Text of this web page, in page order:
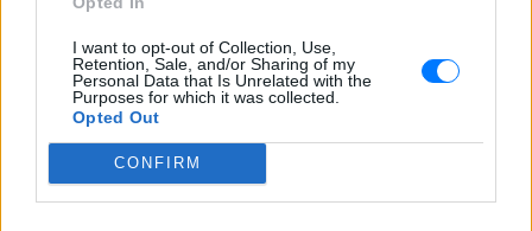
I want to opt-out of Collection, Use,
Retention, Sale, and/or Sharing of my
Personal Data that Is Unrelated with the
Purposes for which it was collected.
Opted Out
CONFIRM
ΔΕΙΤΕ ΕΠΙΣΗΣ
ΣΤΗΝ ΙΔΙΑ ΚΑΤΗΓΟΡΙΑ
Βάλια Χατζηθεοδώρου ‑ οι
φωτογραφίες με μαγιό στην